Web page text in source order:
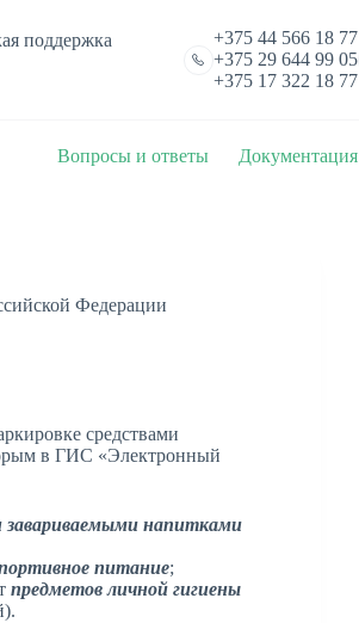
поддержка
+375 44 566 18 77
+375 29 644 99 05
+375 17 322 18 77
Вопросы и ответы Документация
Федерации
средствами
в ГИС «Электронный
напитками
питание;
предметовличной гигиены